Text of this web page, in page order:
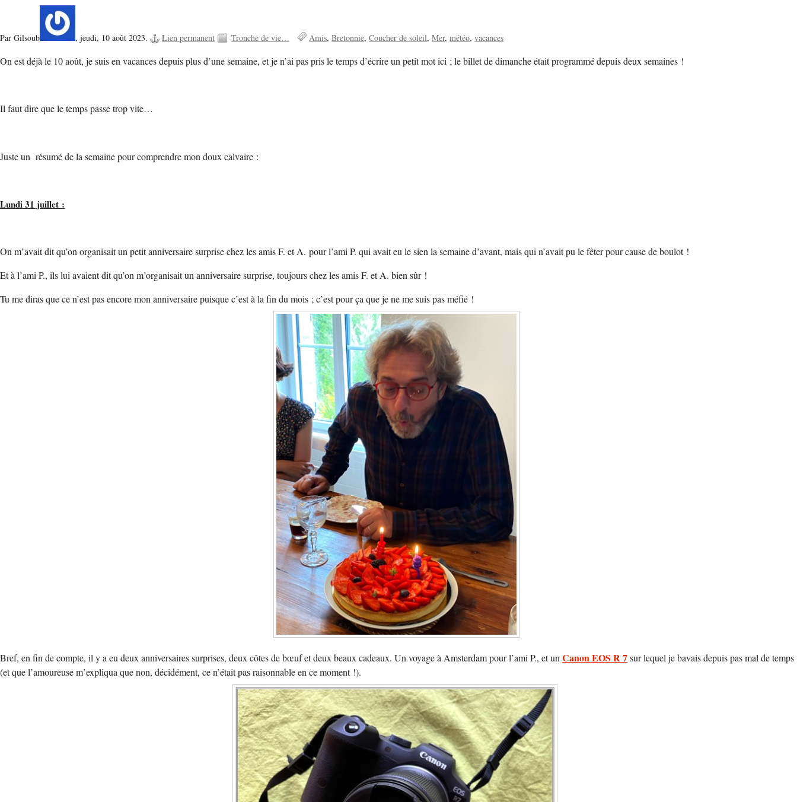
Par Gilsoub , jeudi, 10 août 2023. Lien permanent Tronche de vie… Amis Bretonnie Coucher de soleil Mer météo vacances
On est déjà le 10 août, je suis en vacances depuis plus d’une semaine, et je n’ai pas pris le temps d’écrire un petit mot ici ; le billet de dimanche était programmé depuis deux semaines !
Il faut dire que le temps passe trop vite…
Juste un résumé de la semaine pour comprendre mon doux calvaire :
Lundi 31 juillet :
On m’avait dit qu’on organisait un petit anniversaire surprise chez les amis F. et A. pour l’ami P. qui avait eu le sien la semaine d’avant, mais qui n’avait pu le fêter pour cause de boulot !
Et à l’ami P., ils lui avaient dit qu’on m’organisait un anniversaire surprise, toujours chez les amis F. et A. bien sûr !
Tu me diras que ce n’est pas encore mon anniversaire puisque c’est à la fin du mois ; c’est pour ça que je ne me suis pas méfié !
Bref, en fin de compte, il y a eu deux anniversaires surprises, deux côtes de bœuf et deux beaux cadeaux. Un voyage à Amsterdam pour l’ami P., et unCanon EOS R 7sur lequel je bavais depuis pas mal de temps
(et que l’amoureuse m’expliqua que non, décidément, ce n’était pas raisonnable en ce moment !).